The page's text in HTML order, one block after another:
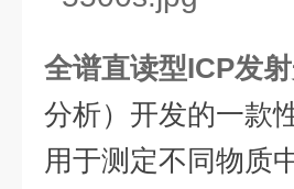
全谱直读型ICP发
分析）开发的一款
用于测定不同物质